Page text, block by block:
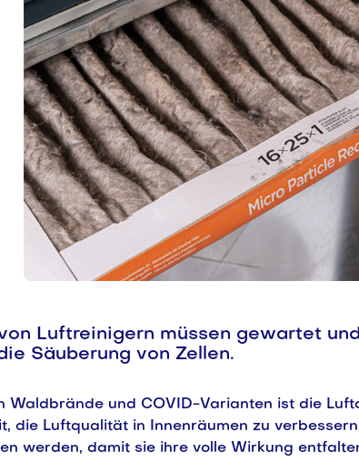
Luftreinigern müssen gewartet
Säuberung von Zellen.
Waldbrände und COVID-Varianten ist die
die Luftqualität in Innenräumen zu
werden, damit sie ihre volle Wirkung